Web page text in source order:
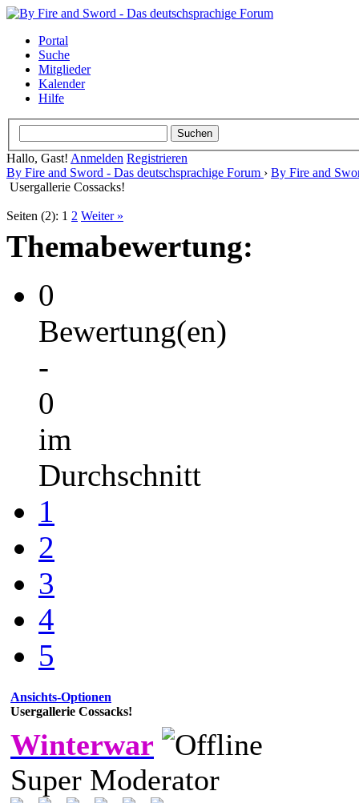
Portal
Suche
Mitglieder
Kalender
Hilfe
Hallo, Gast! Anmelden Registrieren
By Fire and Sword - Das deutschsprachige Forum › By Fire and
Usergallerie Cossacks!
Seiten (2): 1 2 Weiter »
Themabewertung:
0
Bewertung(en)
-
0
im
Durchschnitt
1
2
3
4
5
Ansichts-Optionen
Usergallerie Cossacks!
Winterwar
Super Moderator